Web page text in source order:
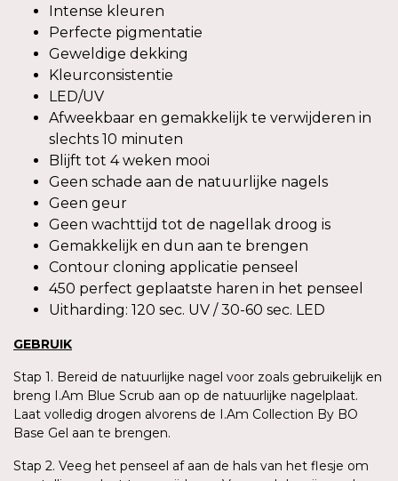
Intense kleuren
Perfecte pigmentatie
Geweldige dekking
Kleurconsistentie
LED/UV
Afweekbaar en gemakkelijk te verwijderen in
slechts 10 minuten
Blijft tot 4 weken mooi
Geen schade aan de natuurlijke nagels
Geen geur
Geen wachttijd tot de nagellak droog is
Gemakkelijk en dun aan te brengen
Contour cloning applicatie penseel
450 perfect geplaatste haren in het penseel
Uitharding: 120 sec. UV / 30-60 sec. LED
GEBRUIK
Stap 1. Bereid de natuurlijke nagel voor zoals gebruikelijk en
breng I.Am Blue Scrub aan op de natuurlijke nagelplaat.
Laat volledig drogen alvorens de I.Am Collection By BO
Base Gel aan te brengen.
Stap 2. Veeg het penseel af aan de hals van het flesje om